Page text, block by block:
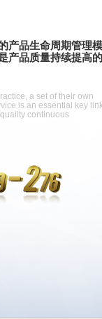
产品生命周期管理模
产品质量持续提高的
a set of their own
is an essential key
continuous